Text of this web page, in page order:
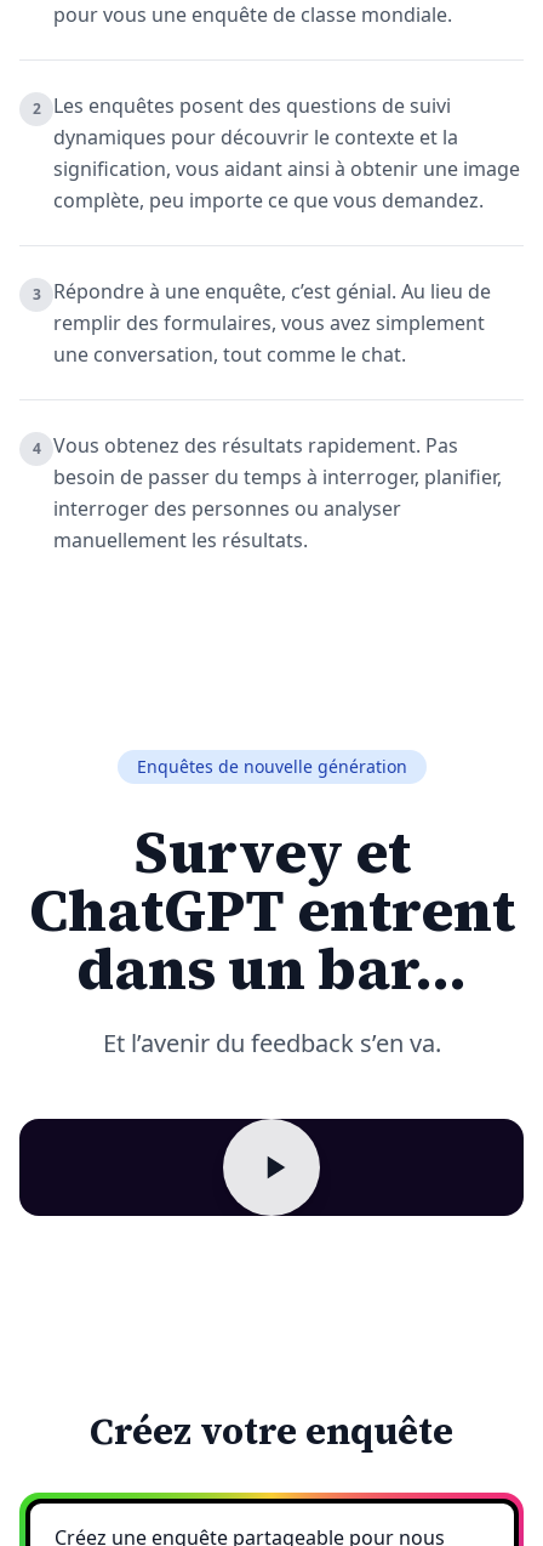
pour vous une enquête de classe mondiale.
2
Les enquêtes posent des questions de suivi
dynamiques pour découvrir le contexte et la
signification, vous aidant ainsi à obtenir une image
complète, peu importe ce que vous demandez.
3
Répondre à une enquête, c’est génial. Au lieu de
remplir des formulaires, vous avez simplement
une conversation, tout comme le chat.
4
Vous obtenez des résultats rapidement. Pas
besoin de passer du temps à interroger, planifier,
interroger des personnes ou analyser
manuellement les résultats.
Enquêtes de nouvelle génération
Survey et
ChatGPT entrent
dans un bar…
Et l’avenir du feedback s’en va.
Créez votre enquête